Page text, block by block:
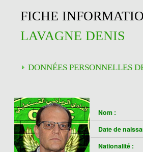
FICHE
LAVAGNE DENIS
DONNÉES PERSONNELLES
Nom :
Date de
Nationalité :